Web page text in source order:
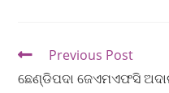
Previous Post
ଛେଣ୍ଡିପଦା ଜେଏମଏଫସି